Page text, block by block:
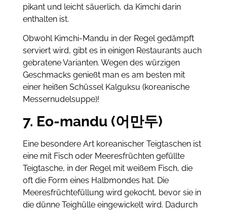
pikant und leicht säuerlich, da Kimchi darin
enthalten ist.
Obwohl Kimchi-Mandu in der Regel gedämpft
serviert wird, gibt es in einigen Restaurants auch
gebratene Varianten. Wegen des würzigen
Geschmacks genießt man es am besten mit
einer heißen Schüssel Kalguksu (koreanische
Messernudelsuppe)!
7. Eo-mandu (어만두)
Eine besondere Art koreanischer Teigtaschen ist
eine mit Fisch oder Meeresfrüchten gefüllte
Teigtasche, in der Regel mit weißem Fisch, die
oft die Form eines Halbmondes hat. Die
Meeresfrüchtefüllung wird gekocht, bevor sie in
die dünne Teighülle eingewickelt wird. Dadurch